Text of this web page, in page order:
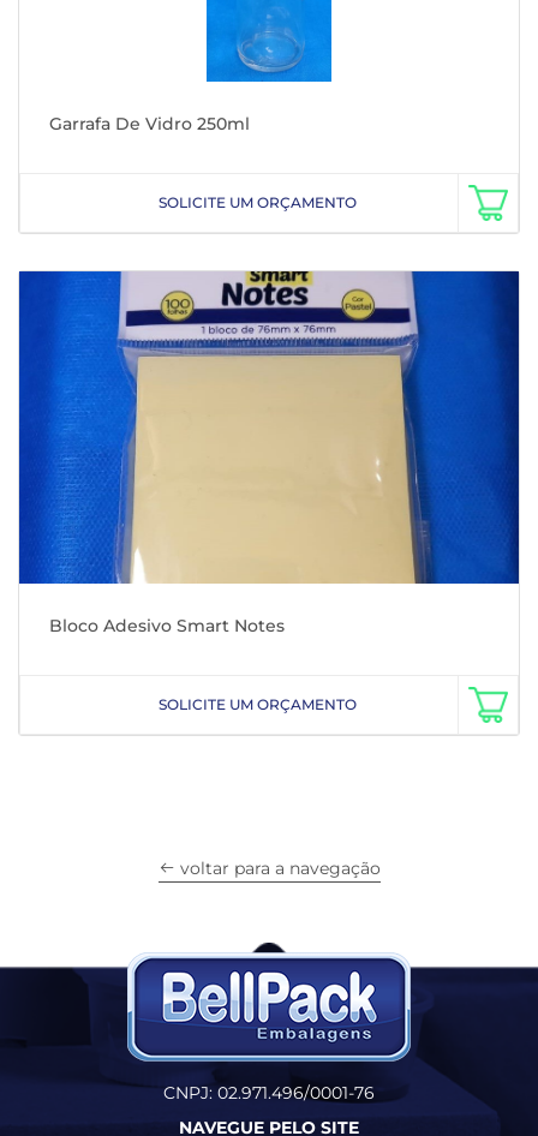
Garrafa De Vidro 250ml
SOLICITE UM ORÇAMENTO
Bloco Adesivo Smart Notes
SOLICITE UM ORÇAMENTO
voltar para a navegação
CNPJ: 02.971.496/0001-76
NAVEGUE PELO SITE